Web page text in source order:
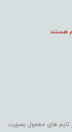
هستند
های معمول بصورت